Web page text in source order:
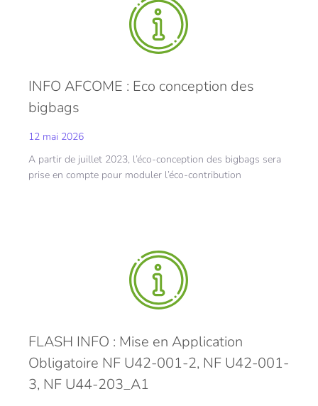
INFO AFCOME : Eco conception des
bigbags
12 mai 2026
A partir de juillet 2023, l’éco-conception des bigbags sera
prise en compte pour moduler l’éco-contribution
FLASH INFO : Mise en Application
Obligatoire NF U42-001-2, NF U42-001-
3, NF U44-203_A1